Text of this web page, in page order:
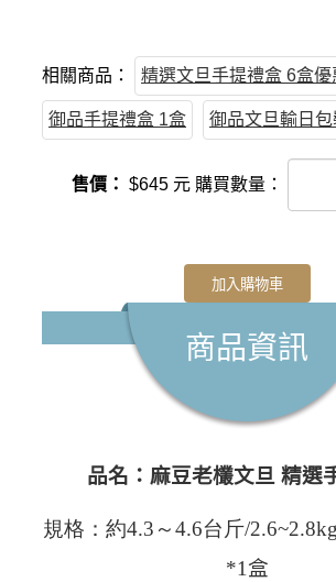
相關商品： 精選文旦手提禮盒 6盒優
御品手提禮盒 1盒 御品文旦輸日
售價： $645元 購買數量：
加入購物車
商品資訊
品名：麻豆老欉文旦 精選
規格：約4.3～4.6台斤/2.6~2.8kg
*1盒